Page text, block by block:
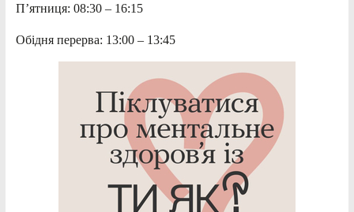
П’ятниця: 08:30 – 16:15
Обідня перерва: 13:00 – 13:45